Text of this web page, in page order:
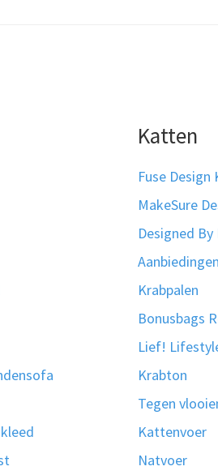
Katten
Fuse
MakeSure
Designed
Krabpalen
Bonusbags
Lief!
Krabton
Tegen
Kattenvoer
Natvoer